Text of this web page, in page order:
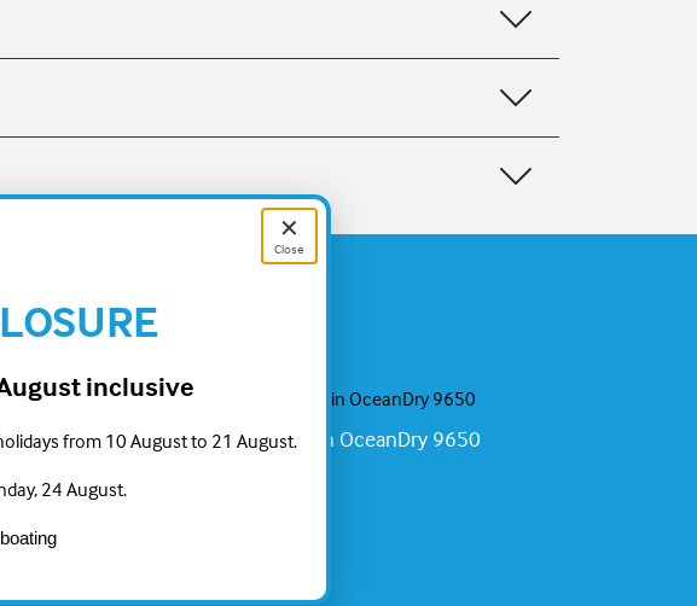
OceanDry 9650 Balsa Spain OceanDry 9650
✕
Close
inclusive
from 10 August to 21 August.
24 August.